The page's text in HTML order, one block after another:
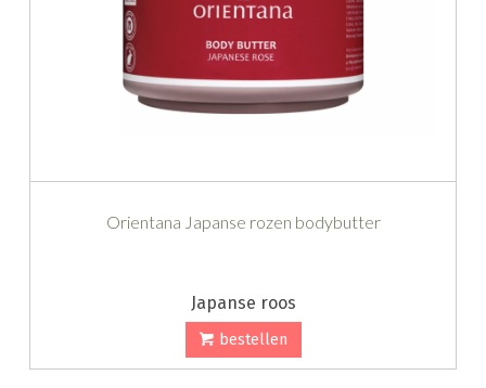
Orientana Japanse rozen bodybutter
Japanse roos
bestellen